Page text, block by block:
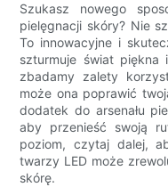
Szukasz nowego
pielęgnacji skóry? Nie
To innowacyjne i
szturmuje świat
zbadamy zalety
może ona poprawić
dodatek do arsenału
aby przenieść swoją
poziom, czytaj dalej,
twarzy LED może
skórę.